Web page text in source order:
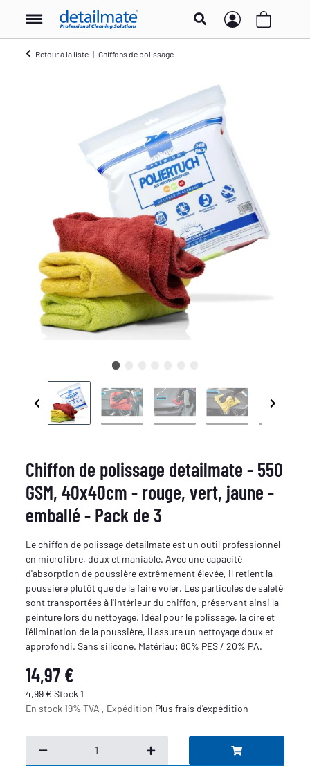
Retour à la liste Chiffons de polissage
Chiffon de polissage detailmate - 550
GSM, 40x40cm - rouge, vert, jaune -
emballé - Pack de 3
Le chiffon de polissage detailmate est un outil professionnel
en microfibre, doux et maniable. Avec une capacité
d'absorption de poussière extrêmement élevée, il retient la
poussière plutôt que de la faire voler. Les particules de saleté
sont transportées à l'intérieur du chiffon, préservant ainsi la
peinture lors du nettoyage. Idéal pour le polissage, la cire et
l'élimination de la poussière, il assure un nettoyage doux et
approfondi. Sans silicone. Matériau: 80% PES / 20% PA.
14,97 €
4,99 € Stock 1
En stock 19% TVA , Expédition Plusfrais d'expédition